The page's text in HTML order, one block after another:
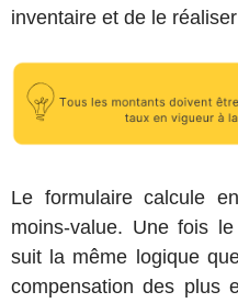
inventaire et de le
Le formulaire calcule
moins-value. Une fois
suit la même logique
compensation des plus